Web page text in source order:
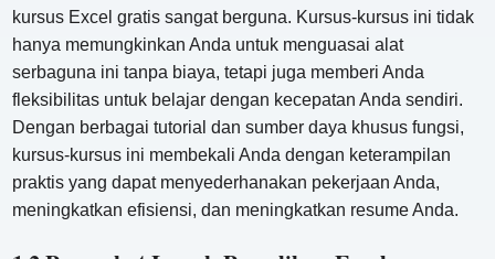
kursus Excel gratis sangat berguna. Kursus-kursus ini tidak
hanya memungkinkan Anda untuk menguasai alat
serbaguna ini tanpa biaya, tetapi juga memberi Anda
fleksibilitas untuk belajar dengan kecepatan Anda sendiri.
Dengan berbagai tutorial dan sumber daya khusus fungsi,
kursus-kursus ini membekali Anda dengan keterampilan
praktis yang dapat menyederhanakan pekerjaan Anda,
meningkatkan efisiensi, dan meningkatkan resume Anda.